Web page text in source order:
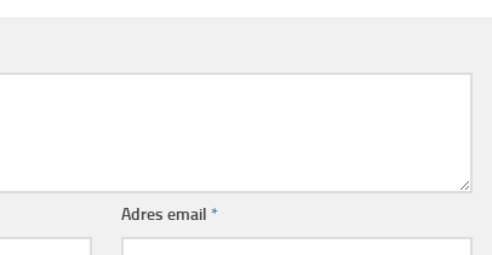
Adres email*